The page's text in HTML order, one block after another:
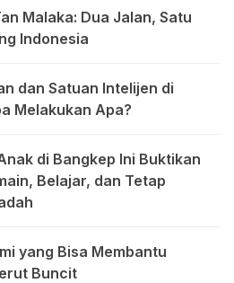
Malaka: Dua Jalan, Satu
Indonesia
dan Satuan Intelijen di
Melakukan Apa?
di Bangkep Ini Buktikan
Belajar, dan Tetap
yang Bisa Membantu
Buncit